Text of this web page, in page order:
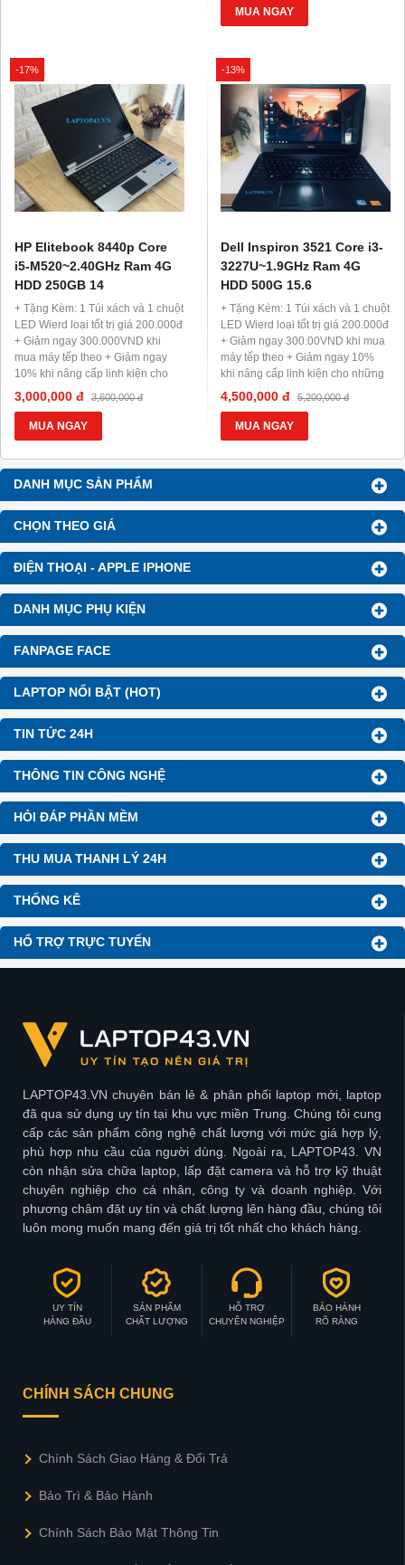
DANH MỤC SẢN PHẨM
CHỌN THEO GIÁ
ĐIỆN THOẠI - APPLE IPHONE
DANH MỤC PHỤ KIỆN
FANPAGE FACE
LAPTOP NỔI BẬT (HOT)
TIN TỨC 24H
THÔNG TIN CÔNG NGHỆ
HỎI ĐÁP PHẦN MỀM
THU MUA THANH LÝ 24H
THỐNG KÊ
HỔ TRỢ TRỰC TUYẾN
MUA NGAY
-17%
HP Elitebook 8440p Core
i5-M520~2.40GHz Ram 4G
HDD 250GB 14
+ Tặng Kèm: 1 Túi xách và 1 chuột
LED Wierd loại tốt trị giá 200.000đ
+ Giảm ngay 300.000VND khi
mua máy tếp theo + Giảm ngay
10% khi nâng cấp linh kiện cho
những máy khác + Hỗ trợ trả góp
0 đồng, 0% lãi suất
3,000,000 đ 3,600,000 đ
MUA NGAY
-13%
Dell Inspiron 3521 Core i3-
3227U~1.9GHz Ram 4G
HDD 500G 15.6
+ Tặng Kèm: 1 Túi xách và 1 chuột
LED Wierd loại tốt trị giá 200.000đ
+ Giảm ngay 300.00VND khi mua
máy tếp theo + Giảm ngay 10%
khi nâng cấp linh kiện cho những
máy khác + Hỗ trợ trả góp 0 đồng,
0% lãi suất
4,500,000 đ 5,200,000 đ
MUA NGAY
LAPTOP43.VN chuyên bán lẻ & phân phối laptop mới, laptop
đã qua sử dụng uy tín tại khu vực miền Trung. Chúng tôi cung
cấp các sản phẩm công nghệ chất lượng với mức giá hợp lý,
phù hợp nhu cầu của người dùng. Ngoài ra, LAPTOP43. VN
còn nhận sửa chữa laptop, lấp đặt camera và hỗ trợ kỹ thuật
chuyên nghiệp cho cá nhân, công ty và doanh nghiệp. Với
phương châm đặt uy tín và chất lượng lên hàng đầu, chúng tôi
luôn mong muốn mang đến giá trị tốt nhất cho khách hàng.
UY TÍN
HÀNG ĐẦU
SẢN PHẨM
CHẤT LƯỢNG
HỖ TRỢ
CHUYÊN NGHIỆP
BẢO HÀNH
RÕ RÀNG
CHÍNH SÁCH CHUNG
Chính Sách Giao Hàng & Đổi Trả
Bảo Trì & Bảo Hành
Chính Sách Bảo Mật Thông Tin